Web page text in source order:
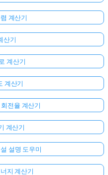
계산기
산기
계산기
계산기
전율 계산기
계산기
설명 도우미
지 계산기